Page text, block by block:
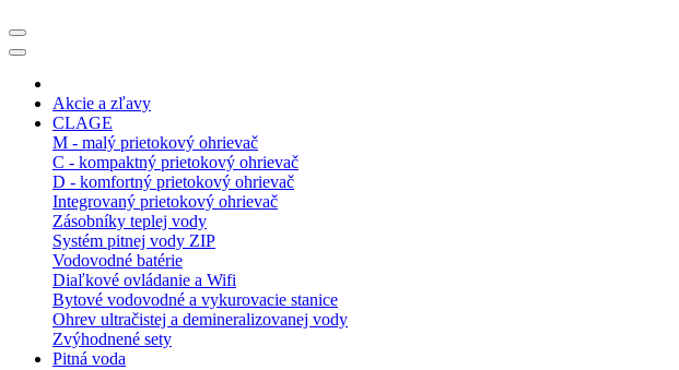
Akcie a zľavy
CLAGE
M - malý prietokový ohrievač
C - kompaktný prietokový ohrievač
D - komfortný prietokový ohrievač
Integrovaný prietokový ohrievač
Zásobníky teplej vody
Systém pitnej vody ZIP
Vodovodné batérie
Diaľkové ovládanie a Wifi
Bytové vodovodné a vykurovacie stanice
Ohrev ultračistej a demineralizovanej vody
Zvýhodnené sety
Pitná voda